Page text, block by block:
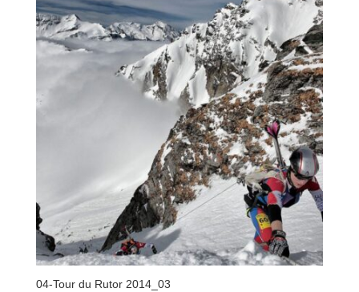
220,00 €
a
490,00 €
04-Tour du Rutor 2014_03